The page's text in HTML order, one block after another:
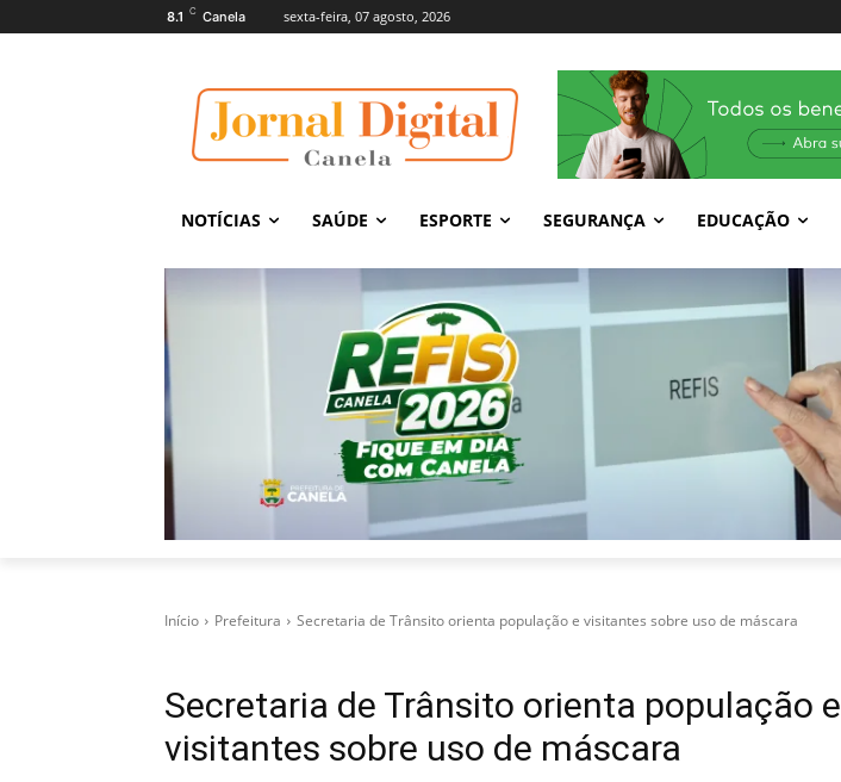
8.1 C Canela sexta-feira, 07 agosto, 2026
NOTÍCIAS SAÚDE ESPORTE SEGURANÇA EDUCAÇÃO
Início Prefeitura Secretaria de Trânsito orienta população e visitantes sobre uso de máscara
Secretaria de Trânsito orienta população e
visitantes sobre uso de máscara